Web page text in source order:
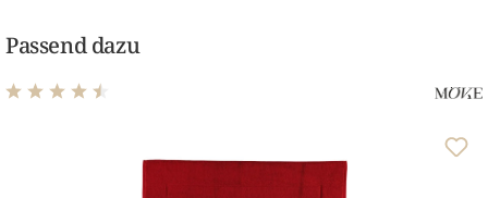
Passend dazu